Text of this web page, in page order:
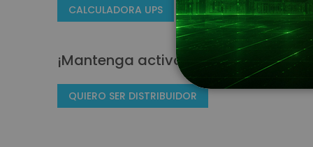
CALCULADORA UPS
¡Mantenga activos sus equipos
QUIERO SER DISTRIBUIDOR